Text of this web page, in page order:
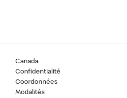
Canada
Confidentialité
Coordonnées
Modalités